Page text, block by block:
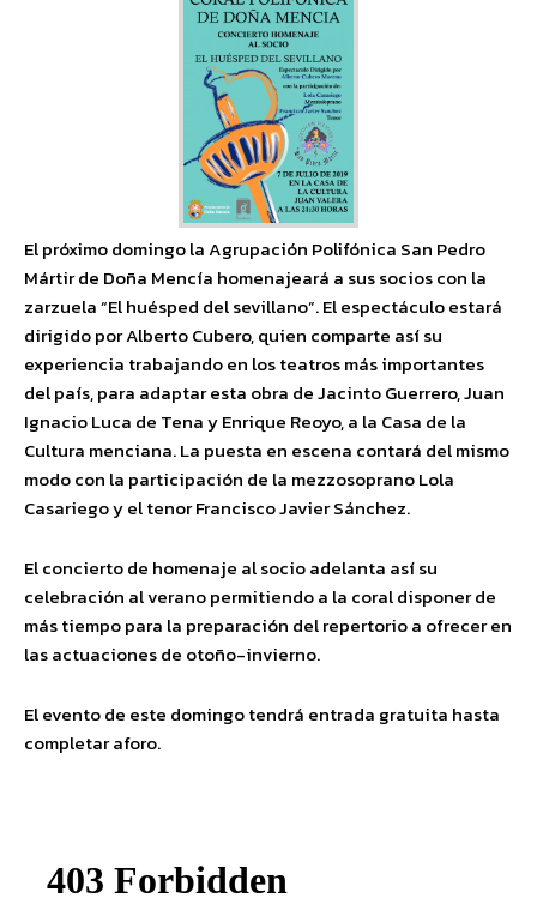
El próximo domingo la Agrupación Polifónica San Pedro
Mártir de Doña Mencía homenajeará a sus socios con la
zarzuela “El huésped del sevillano”. El espectáculo estará
dirigido por Alberto Cubero, quien comparte así su
experiencia trabajando en los teatros más importantes
del país, para adaptar esta obra de Jacinto Guerrero, Juan
Ignacio Luca de Tena y Enrique Reoyo, a la Casa de la
Cultura menciana. La puesta en escena contará del mismo
modo con la participación de la mezzosoprano Lola
Casariego y el tenor Francisco Javier Sánchez.
El concierto de homenaje al socio adelanta así su
celebración al verano permitiendo a la coral disponer de
más tiempo para la preparación del repertorio a ofrecer en
las actuaciones de otoño-invierno.
El evento de este domingo tendrá entrada gratuita hasta
completar aforo.